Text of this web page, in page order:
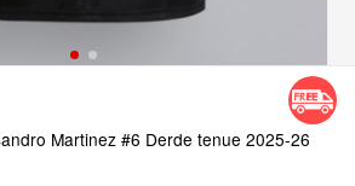
Martinez #6 Derde tenue 2025-26